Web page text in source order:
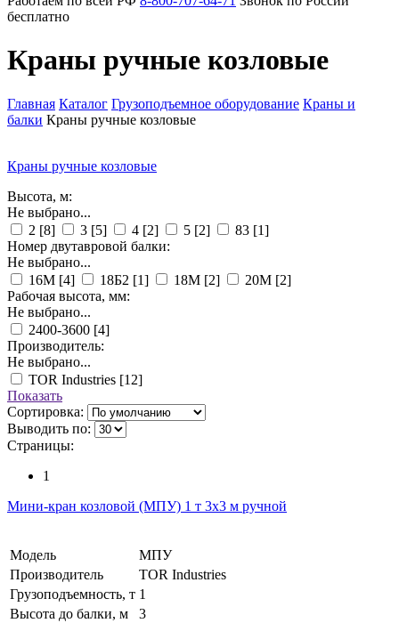
бесплатно
Краны ручные козловые
Главная Каталог Грузоподъемное оборудование Краны и
балки Краны ручные козловые
Краны ручные козловые
Высота, м:
Не выбрано...
2 [8] 3 [5] 4 [2] 5 [2] 83 [1]
Номер двутавровой балки:
Не выбрано...
16М [4] 18Б2 [1] 18М [2] 20М [2]
Рабочая высота, мм:
Не выбрано...
2400-3600 [4]
Производитель:
Не выбрано...
TOR Industries [12]
Показать
Сортировка:
Выводить по:
Страницы:
1
Мини-кран козловой (МПУ) 1 т 3х3 м ручной
Модель
МПУ
Производитель
TOR Industries
Грузоподъемность, т 1
Высота до балки, м
3